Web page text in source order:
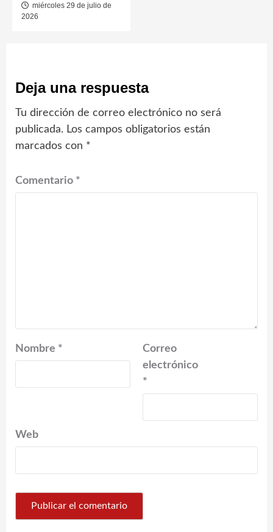
miércoles 29 de julio de
2026
Deja una respuesta
Tu dirección de correo electrónico no será
publicada. Los campos obligatorios están
marcados con *
Comentario *
Nombre *
Correo
electrónico
*
Web